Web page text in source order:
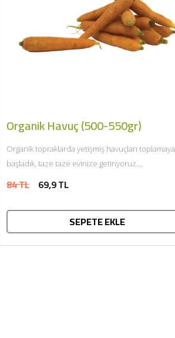
Organik Havuç (500-550gr)
Organik topraklarda yetişmiş havuçları toplamaya
başladık, taze taze evinize getiriyoruz....
84 TL 69,9 TL
SEPETE EKLE